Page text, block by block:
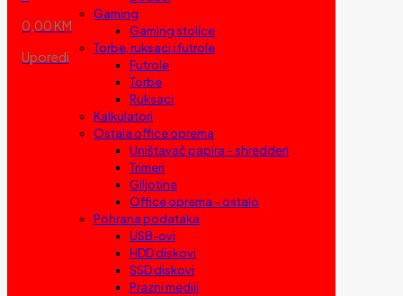
0,00 KM
Uporedi
Gaming
Gaming stolice
Torbe, ruksaci i futrole
Futrole
Torbe
Ruksaci
Kalkulatori
Ostala office oprema
Uništavač papira – shredderi
Trimeri
Giljotine
Office oprema – ostalo
Pohrana podataka
USB-ovi
HDD diskovi
SSD diskovi
Prazni mediji